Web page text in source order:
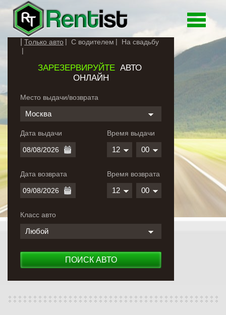
Toggle
Только авто С водителем На свадьбу
ЗАРЕЗЕРВИРУЙТЕАВТО
ОНЛАЙН
Место выдачи/возврата
Москва
Дата выдачи
Дата возврата
Время выдачи
12 00
Время возврата
12 00
Класс авто
Любой
ПОИСК АВТО